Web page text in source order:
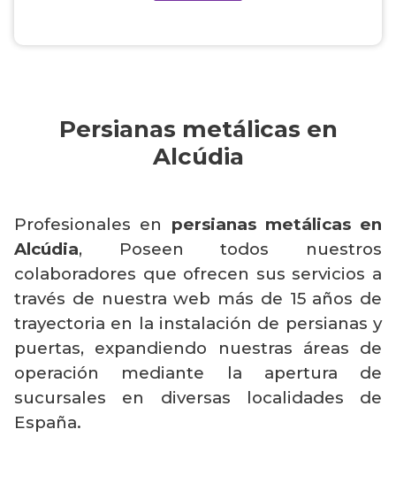
Persianas metálicas en
Alcúdia
Profesionales en persianas metálicas en
Alcúdia, Poseen todos nuestros
colaboradores que ofrecen sus servicios a
través de nuestra web más de 15 años de
trayectoria en la instalación de persianas y
puertas, expandiendo nuestras áreas de
operación mediante la apertura de
sucursales en diversas localidades de
España.